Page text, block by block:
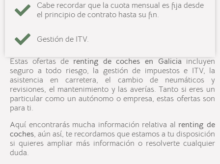
Cabe recordar que la cuota mensual es fija desde
el principio de contrato hasta su fin.
Gestión de ITV.
Estas ofertas de renting de coches en Galicia incluyen
seguro a todo riesgo, la gestión de impuestos e ITV, la
asistencia en carretera, el cambio de neumáticos y
revisiones, el mantenimiento y las averías. Tanto si eres un
particular como un autónomo o empresa, estas ofertas son
para ti.
Aquí encontrarás mucha información relativa al renting de
coches, aún así, te recordamos que estamos a tu disposición
si quieres ampliar más información o resolverte cualquier
duda.